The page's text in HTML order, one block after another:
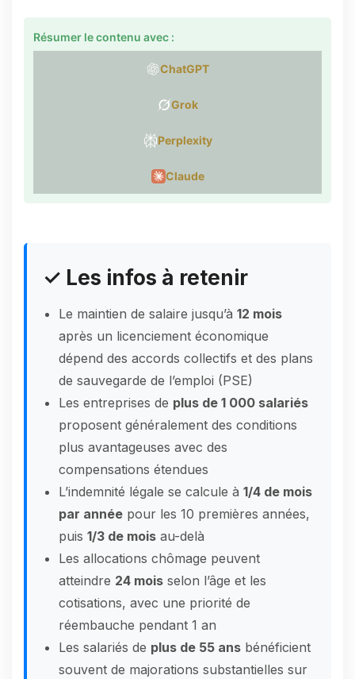
Résumer le contenu avec :
ChatGPT
Grok
Perplexity
Claude
✓ Les infos à retenir
Le maintien de salaire jusqu’à 12 mois
après un licenciement économique
dépend des accords collectifs et des plans
de sauvegarde de l’emploi (PSE)
Les entreprises de plus de 1 000 salariés
proposent généralement des conditions
plus avantageuses avec des
compensations étendues
L’indemnité légale se calcule à 1/4 de mois
par année pour les 10 premières années,
puis 1/3 de mois au-delà
Les allocations chômage peuvent
atteindre 24 mois selon l’âge et les
cotisations, avec une priorité de
réembauche pendant 1 an
Les salariés de plus de 55 ans bénéficient
souvent de majorations substantielles sur